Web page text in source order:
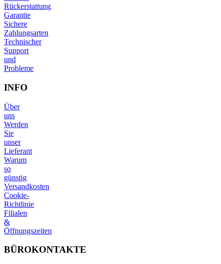
Rückerstattung
Garantie
Sichere
Zahlungsarten
Technischer
Support
und
Probleme
INFO
Über
uns
Werden
Sie
unser
Lieferant
Warum
so
günstig
Versandkosten
Cookie-
Richtlinie
Filialen
&
Öffnungszeiten
BÜROKONTAKTE